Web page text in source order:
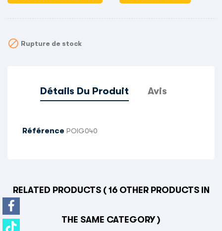
 Rupture de stock
Détails Du Produit Avis
Référence POIG040
RELATED PRODUCTS ( 16 OTHER PRODUCTS IN
THE SAME CATEGORY )